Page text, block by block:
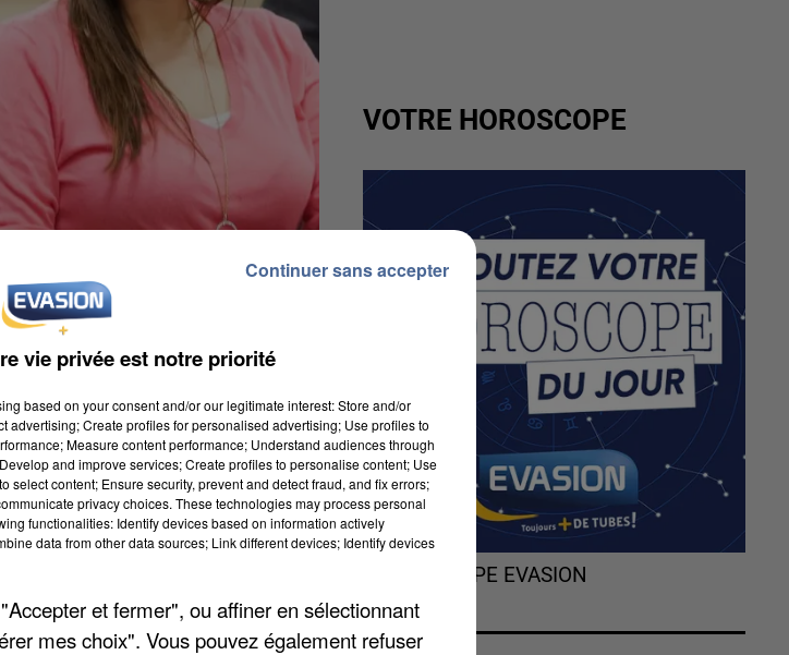
hausse en 2015, avec 14.700
tertiaire. Mais de nombreuses
notamment de la Picardie qui
VOTRE HOROSCOPE
L'HOROSCOPE EVASION
vie privée est notre priorité
based on your consent and/or our legitimate interest: Store and/or
advertising; Create profiles for personalised advertising; Use profiles to
Measure content performance; Understand audiences through
and improve services; Create profiles to personalise content; Use
content; Ensure security, prevent and detect fraud, and fix errors;
privacy choices. These technologies may process personal
functionalities: Identify devices based on information actively
data from other data sources; Link different devices; Identify devices
et fermer", ou affiner en sélectionnant
mes choix". Vous pouvez également refuser
Continuer sans accepter